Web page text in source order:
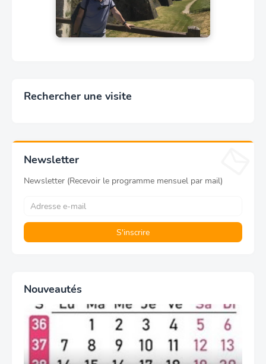
Rechercher une visite
Newsletter
Newsletter (Recevoir le programme mensuel par mail)
Nouveautés